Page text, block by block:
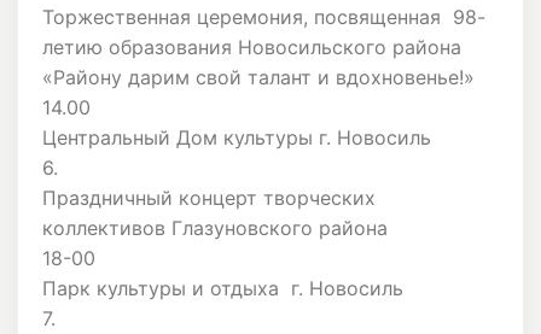
Торжественная церемония, посвященная 98-
летию образования Новосильского района
«Району дарим свой талант и вдохновенье!»
14.00
Центральный Дом культуры г. Новосиль
6.
Праздничный концерт творческих
коллективов Глазуновского района
18-00
Парк культуры и отдыха г. Новосиль
7.